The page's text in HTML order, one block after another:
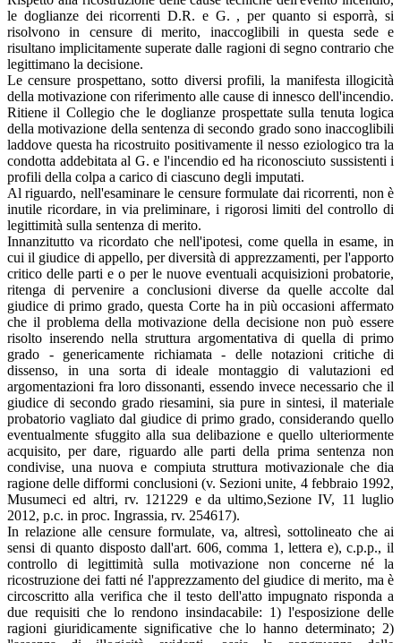
le doglianze dei ricorrenti D.R. e G. , per quanto si esporrà, si
risolvono in censure di merito, inaccoglibili in questa sede e
risultano implicitamente superate dalle ragioni di segno contrario che
legittimano la decisione.
Le censure prospettano, sotto diversi profili, la manifesta illogicità
della motivazione con riferimento alle cause di innesco dell'incendio.
Ritiene il Collegio che le doglianze prospettate sulla tenuta logica
della motivazione della sentenza di secondo grado sono inaccoglibili
laddove questa ha ricostruito positivamente il nesso eziologico tra la
condotta addebitata al G. e l'incendio ed ha riconosciuto sussistenti i
profili della colpa a carico di ciascuno degli imputati.
Al riguardo, nell'esaminare le censure formulate dai ricorrenti, non è
inutile ricordare, in via preliminare, i rigorosi limiti del controllo di
legittimità sulla sentenza di merito.
Innanzitutto va ricordato che nell'ipotesi, come quella in esame, in
cui il giudice di appello, per diversità di apprezzamenti, per l'apporto
critico delle parti e o per le nuove eventuali acquisizioni probatorie,
ritenga di pervenire a conclusioni diverse da quelle accolte dal
giudice di primo grado, questa Corte ha in più occasioni affermato
che il problema della motivazione della decisione non può essere
risolto inserendo nella struttura argomentativa di quella di primo
grado - genericamente richiamata - delle notazioni critiche di
dissenso, in una sorta di ideale montaggio di valutazioni ed
argomentazioni fra loro dissonanti, essendo invece necessario che il
giudice di secondo grado riesamini, sia pure in sintesi, il materiale
probatorio vagliato dal giudice di primo grado, considerando quello
eventualmente sfuggito alla sua delibazione e quello ulteriormente
acquisito, per dare, riguardo alle parti della prima sentenza non
condivise, una nuova e compiuta struttura motivazionale che dia
ragione delle difformi conclusioni (v. Sezioni unite, 4 febbraio 1992,
Musumeci ed altri, rv. 121229 e da ultimo,Sezione IV, 11 luglio
2012, p.c. in proc. Ingrassia, rv. 254617).
In relazione alle censure formulate, va, altresì, sottolineato che ai
sensi di quanto disposto dall'art. 606, comma 1, lettera e), c.p.p., il
controllo di legittimità sulla motivazione non concerne né la
ricostruzione dei fatti né l'apprezzamento del giudice di merito, ma è
circoscritto alla verifica che il testo dell'atto impugnato risponda a
due requisiti che lo rendono insindacabile: 1) l'esposizione delle
ragioni giuridicamente significative che lo hanno determinato; 2)